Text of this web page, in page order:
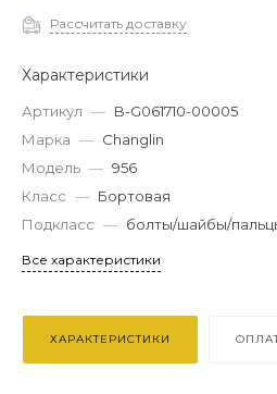
Рассчитать доставку
Характеристики
Артикул — B-G061710-00005
Марка — Changlin
Модель — 956
Класс — Бортовая
Подкласс — болты/шайбы/
Все характеристики
ХАРАКТЕРИСТИКИ